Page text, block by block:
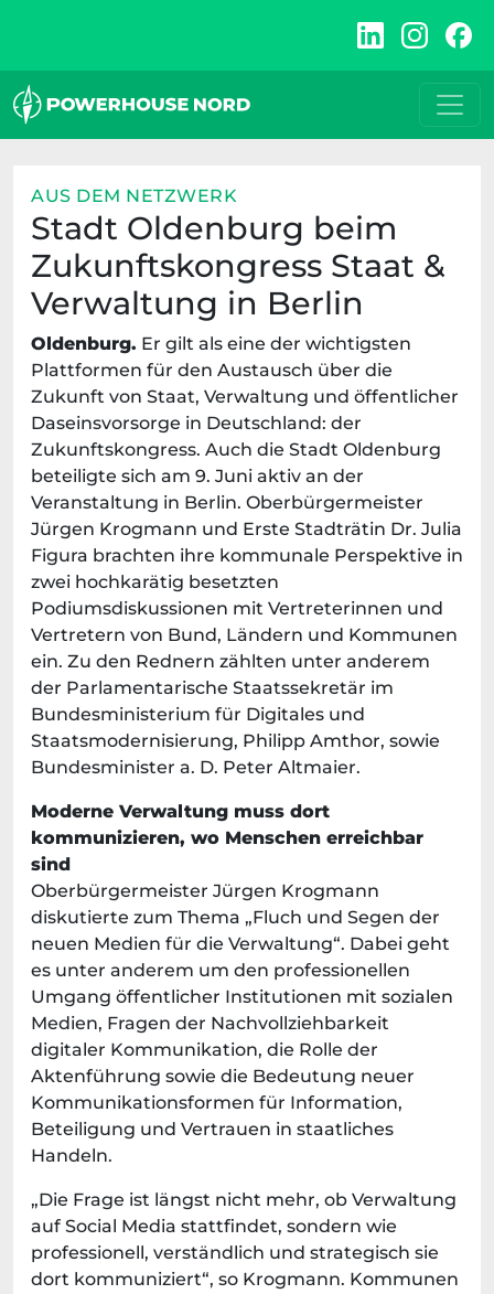
AUS DEM NETZWERK
Stadt Oldenburg beim
Zukunftskongress Staat &
Verwaltung in Berlin
Oldenburg. Er gilt als eine der wichtigsten
Plattformen für den Austausch über die
Zukunft von Staat, Verwaltung und öffentlicher
Daseinsvorsorge in Deutschland: der
Zukunftskongress. Auch die Stadt Oldenburg
beteiligte sich am 9. Juni aktiv an der
Veranstaltung in Berlin. Oberbürgermeister
Jürgen Krogmann und Erste Stadträtin Dr. Julia
Figura brachten ihre kommunale Perspektive in
zwei hochkarätig besetzten
Podiumsdiskussionen mit Vertreterinnen und
Vertretern von Bund, Ländern und Kommunen
ein. Zu den Rednern zählten unter anderem
der Parlamentarische Staatssekretär im
Bundesministerium für Digitales und
Staatsmodernisierung, Philipp Amthor, sowie
Bundesminister a. D. Peter Altmaier.
Moderne Verwaltung muss dort
kommunizieren, wo Menschen erreichbar
sind
Oberbürgermeister Jürgen Krogmann
diskutierte zum Thema „Fluch und Segen der
neuen Medien für die Verwaltung“. Dabei geht
es unter anderem um den professionellen
Umgang öffentlicher Institutionen mit sozialen
Medien, Fragen der Nachvollziehbarkeit
digitaler Kommunikation, die Rolle der
Aktenführung sowie die Bedeutung neuer
Kommunikationsformen für Information,
Beteiligung und Vertrauen in staatliches
Handeln.
„Die Frage ist längst nicht mehr, ob Verwaltung
auf Social Media stattfindet, sondern wie
professionell, verständlich und strategisch sie
dort kommuniziert“, so Krogmann. Kommunen